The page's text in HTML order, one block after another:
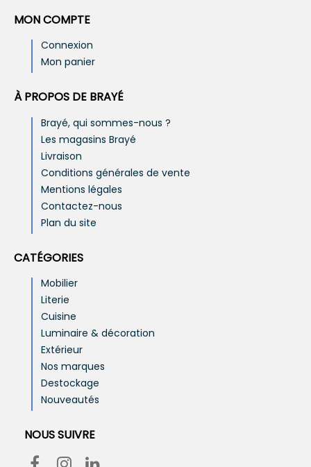
MON COMPTE
Connexion
Mon panier
À PROPOS DE BRAYÉ
Brayé, qui sommes-nous ?
Les magasins Brayé
Livraison
Conditions générales de vente
Mentions légales
Contactez-nous
Plan du site
CATÉGORIES
Mobilier
Literie
Cuisine
Luminaire & décoration
Extérieur
Nos marques
Destockage
Nouveautés
NOUS SUIVRE